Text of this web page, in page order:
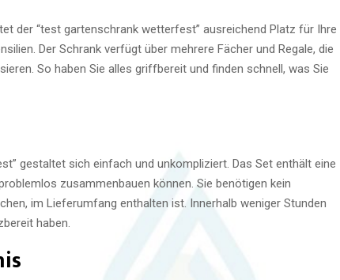
der “test gartenschrank wetterfest” ausreichend Platz für Ihre
Der Schrank verfügt über mehrere Fächer und Regale, die
So haben Sie alles griffbereit und finden schnell, was Sie
gestaltet sich einfach und unkompliziert. Das Set enthält eine
zusammenbauen können. Sie benötigen kein
im Lieferumfang enthalten ist. Innerhalb weniger Stunden
haben.